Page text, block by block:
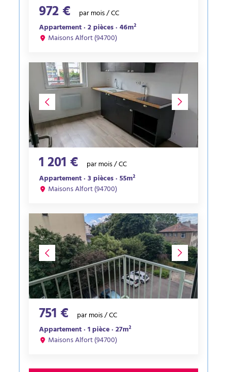
972 €
par mois / CC
Appartement · 2 pièces · 46m²
Maisons Alfort (94700)
1 201 €
par mois / CC
Appartement · 3 pièces · 55m²
Maisons Alfort (94700)
751 €
par mois / CC
Appartement · 1 pièce · 27m²
Maisons Alfort (94700)